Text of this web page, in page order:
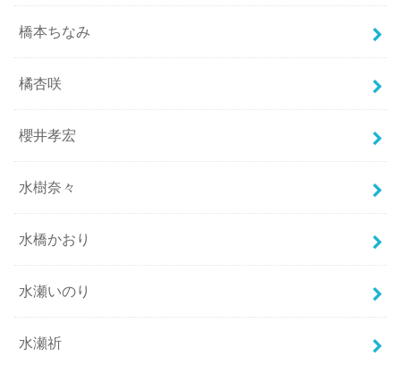
橋本ちなみ
橘杏咲
櫻井孝宏
水樹奈々
水橋かおり
水瀬いのり
水瀬祈